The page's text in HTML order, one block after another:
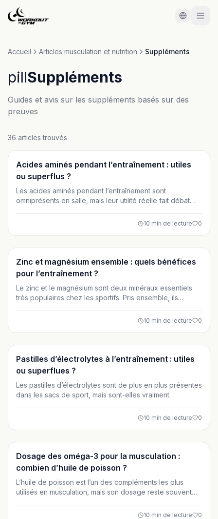
Aller au contenu principal
Accueil Articles musculation et nutrition Suppléments
pillSuppléments
Guides et avis sur les suppléments basés sur des
preuves
36 articles trouvés
Suppléments
Acides aminés pendant l’entraînement : utiles
ou superflus ?
Les acides aminés pendant l’entraînement sont
omniprésents en salle, mais leur utilité réelle fait débat.
les données scientifiques et vous aide à déterminer si la
10 min de lecture 0
Suppléments
Zinc et magnésium ensemble : quels bénéfices
pour l’entraînement ?
Le zinc et le magnésium sont deux minéraux essentiels
très populaires chez les sportifs. Pris ensemble, ils
hormonal, surtout en cas de carences. Cet article vous
10 min de lecture 0
Suppléments
Pastilles d’électrolytes à l’entraînement : utiles
ou superflues ?
Les pastilles d’électrolytes sont de plus en plus présentes
dans les sacs de sport, mais sont-elles vraiment
marketing, cet article vous aide à comprendre quand et
10 min de lecture 0
Suppléments
Dosage des oméga-3 pour la musculation :
combien d’huile de poisson ?
L’huile de poisson est l’un des compléments les plus
utilisés en musculation, mais son dosage reste souvent
3 prendre réellement, en vous basant sur l’EPA et le DHA,
10 min de lecture 0